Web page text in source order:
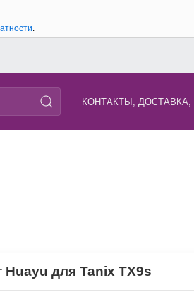
.
КОНТАКТЫ, ДОСТАВКА,
Huayu для Tanix TX9s